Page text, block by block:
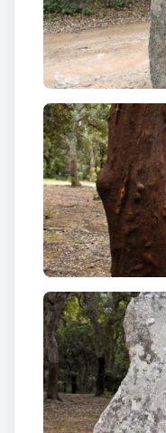
dia els va
refugiar-se sota
Van deixar caure
que en arribar a
que s’ha mantingut
això al pont de
dels seus